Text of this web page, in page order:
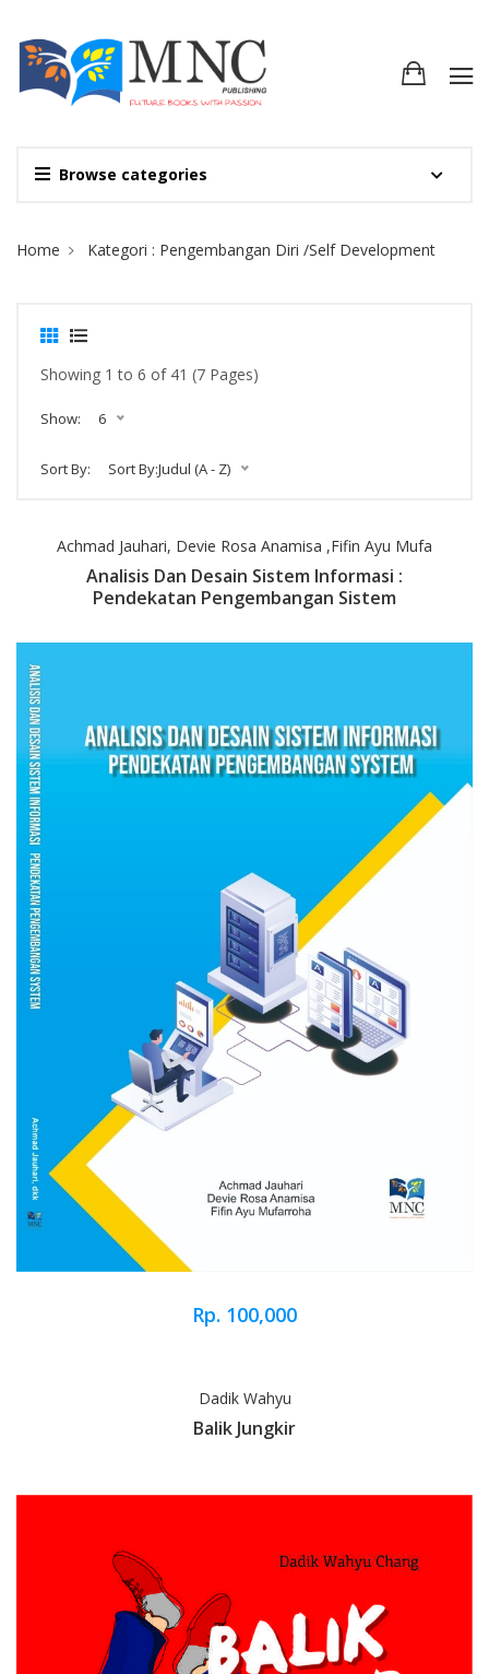
Browse categories
Site Breadcrumb
Home Kategori : Pengembangan Diri /Self Development
Showing 1 to 6 of 41 (7 Pages)
Show: 6
Sort By: Sort By:Judul (A - Z)
Achmad Jauhari, Devie Rosa Anamisa ,Fifin Ayu Mufa
Analisis Dan Desain Sistem Informasi :
Pendekatan Pengembangan Sistem
Rp. 100,000
Dadik Wahyu
Balik Jungkir